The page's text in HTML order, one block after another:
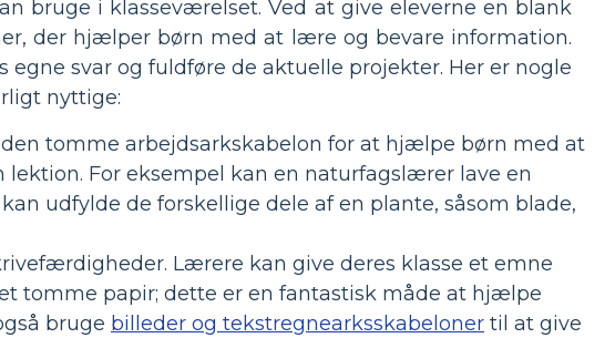
bruge i klasseværelset. Ved at give eleverne en blank
der hjælper børn med at lære og bevare information.
svar og fuldføre de aktuelle projekter. Her er nogle
nyttige:
tomme arbejdsarkskabelon for at hjælpe børn med at
For eksempel kan en naturfagslærer lave en
udfylde de forskellige dele af en plante, såsom blade,
Lærere kan give deres klasse et emne
tomme papir; dette er en fantastisk måde at hjælpe
bruge billeder og tekstregnearksskabeloner til at give